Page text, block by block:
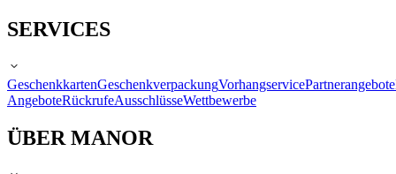
SERVICES
GeschenkkartenGeschenkverpackungVorhangservicePartnerangebote
AngeboteRückrufeAusschlüsseWettbewerbe
ÜBER MANOR